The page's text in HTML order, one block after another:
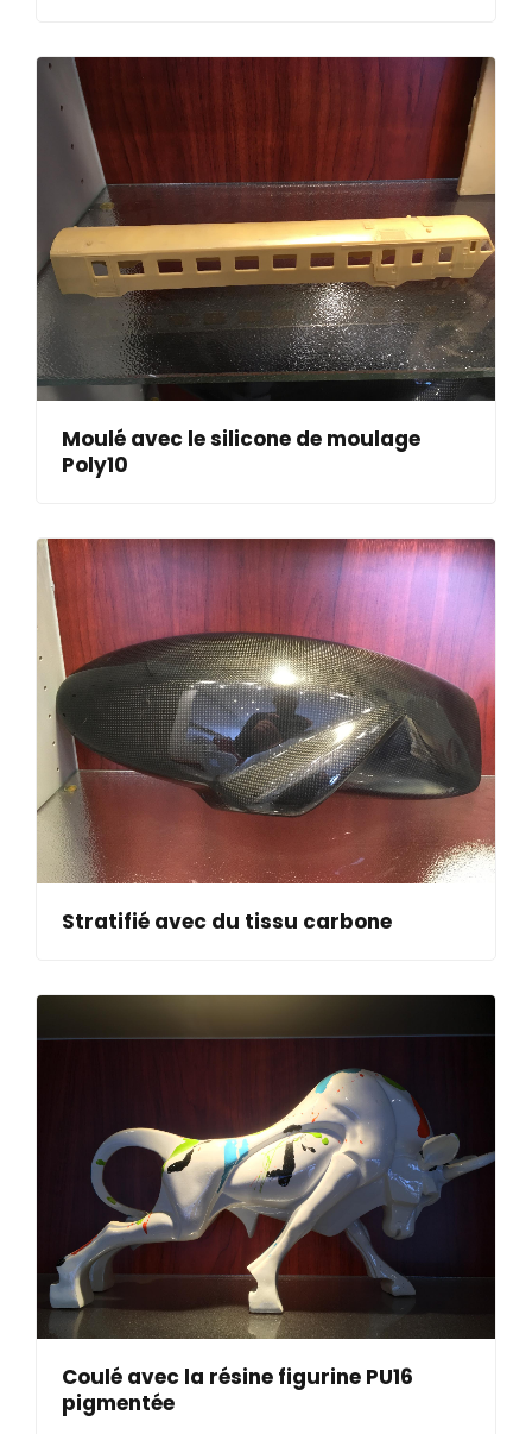
Moulé avec le silicone de moulage
Poly10
Stratifié avec du tissu carbone
Coulé avec la résine figurine PU16
pigmentée